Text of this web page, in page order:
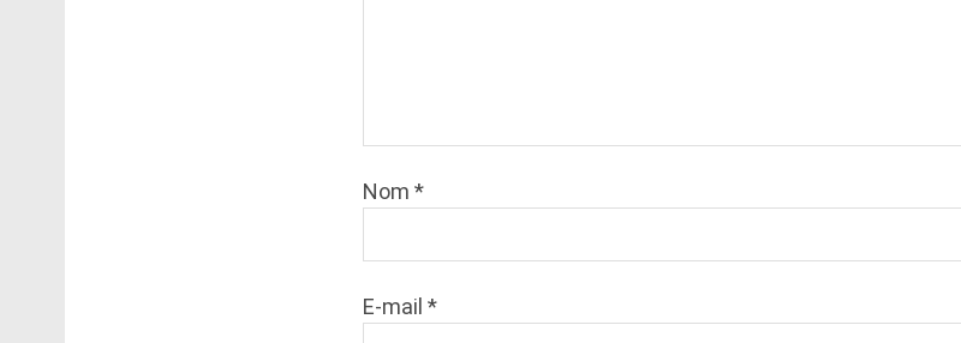
Nom *
E-mail *